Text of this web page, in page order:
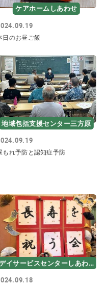
ケアホームしあわせ
日のお昼ご飯
地域包括支援センター三方原
もれ予防と認知症予防